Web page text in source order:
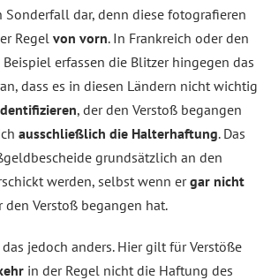
Sonderfall dar, denn diese fotografieren
Regel von vorn. In Frankreich oder den
erfassen die Blitzer hingegen das
dass es in diesen Ländern nicht wichtig
, der den Verstoß begangen
ausschließlich die Halterhaftung. Das
grundsätzlich an den
werden, selbst wenn ergar nicht
den Verstoß begangen hat.
jedoch anders. Hier gilt für Verstöße
in der Regel nicht die Haftung des